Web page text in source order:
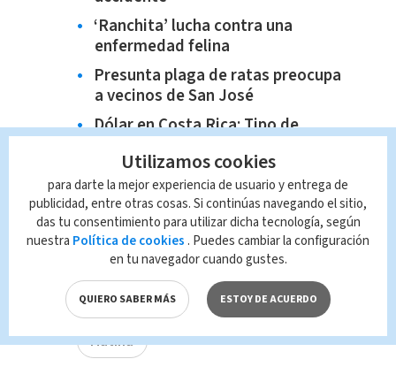
‘Ranchita’ lucha contra una
enfermedad felina
Presunta plaga de ratas preocupa
a vecinos de San José
Dólar en Costa Rica: Tipo de
julio
TAGS RELACIONADOS:
OIJ Accidente choques
Matina
Utilizamos cookies
para darte la mejor experiencia de usuario y entrega de
publicidad, entre otras cosas. Si continúas navegando el sitio,
das tu consentimiento para utilizar dicha tecnología, según
nuestra Política de cookies . Puedes cambiar la configuración
en tu navegador cuando gustes.
QUIERO SABER MÁS ESTOY DE ACUERDO